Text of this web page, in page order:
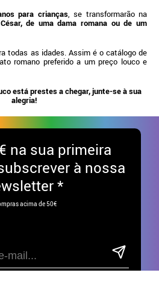
para crianças, se transformarão na
de uma dama romana ou de um
todas as idades. Assim é o catálogo de
romano preferido a um preço louco e
está prestes a chegar, junte-se à sua
alegria!
na sua primeira
à nossa
*
acima de 50€